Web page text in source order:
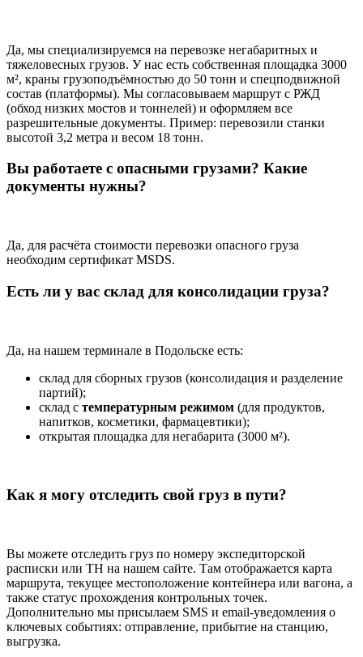
Да, мы специализируемся на перевозке негабаритных и
тяжеловесных грузов. У нас есть собственная площадка 3000
м², краны грузоподъёмностью до 50 тонн и спецподвижной
состав (платформы). Мы согласовываем маршрут с РЖД
(обход низких мостов и тоннелей) и оформляем все
разрешительные документы. Пример: перевозили станки
высотой 3,2 метра и весом 18 тонн.
Вы работаете с опасными грузами? Какие
документы нужны?
Да, для расчёта стоимости перевозки опасного груза
необходим сертификат MSDS.
Есть ли у вас склад для консолидации груза?
Да, на нашем терминале в Подольске есть:
склад для сборных грузов (консолидация и разделение
партий);
склад с температурным режимом (для продуктов,
напитков, косметики, фармацевтики);
открытая площадка для негабарита (3000 м²).
Как я могу отследить свой груз в пути?
Вы можете отследить груз по номеру экспедиторской
расписки или ТН на нашем сайте. Там отображается карта
маршрута, текущее местоположение контейнера или вагона, а
также статус прохождения контрольных точек.
Дополнительно мы присылаем SMS и email-уведомления о
ключевых событиях: отправление, прибытие на станцию,
выгрузка.